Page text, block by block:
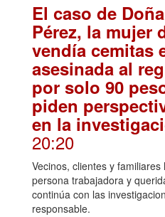
El caso de
Pérez, la mujer
vendía cemitas
asesinada al
por solo 90
piden
en la
20:20
Vecinos, clientes y
persona trabajadora y
continúa con las
responsable.